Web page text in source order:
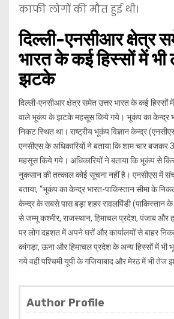
काफी लोगों की मौत हुई थी।
दिल्ली-एनसीआर क्षेत्र
भारत के कई हिस्सों में
झटके
दिल्ली-एनसीआर क्षेत्र समेत उत्तर भारत के कई हिस्सों
वाले भूकंप के झटके महसूस किये गये। भूकंप का केन्द्र
निकट स्थित था। राष्ट्रीय भूकंप विज्ञान केन्द्र
एनसीएस के अधिकारियों ने बताया कि शाम चार
महसूस किये गये। अधिकारियों ने बताया कि भूकंप से
नुकसान की तत्काल कोई सूचना नहीं है। एनसीएस में
बताया, ‘‘भूकंप का केन्द्र भारत-पाकिस्तान सीमा के
केन्द्र के सबसे पास बड़ा शहर रावलपिंडी (पाकिस्तान
से जम्मू कश्मीर, राजस्थान, हिमाचल प्रदेश, पंजाब और
पर लोग दहशत में अपने घरों और कार्यालयों से बाहर
कांगड़ा, ऊना और हिमाचल प्रदेश के अन्य हिस्सों में
गये वही पश्चिमी यूपी के गजियाबाद और मेरठ में भी
Author Profile